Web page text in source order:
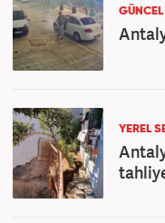
GÜNCEL
YEREL